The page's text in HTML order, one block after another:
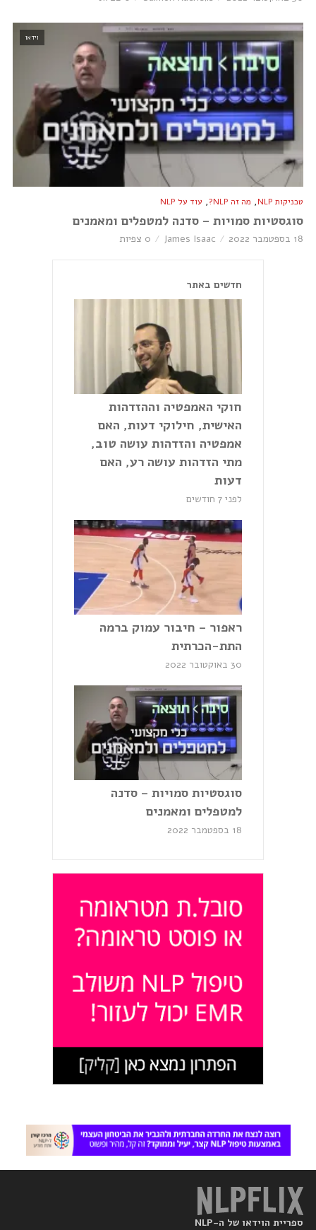
וידאו
טכניקות NLP , מה זה NLP? , עוד על NLP
סוגסטיות סמויות – סדנה למטפלים ומאמנים
18 בספטמבר 2022 James Isaac 0 צפיות
חדשים באתר
חוקי האמפטיה וההזדהות
האישית, חילוקי דעות, האם
אמפטיה והזדהות עושה טוב,
מתי הזדהות עושה רע, האם
דעות
לפני 7 חודשים
ראפור – חיבור עמוק ברמה
התת-הכרתית
30 באוקטובר 2022
סוגסטיות סמויות – סדנה
למטפלים ומאמנים
18 בספטמבר 2022
ספריית הוידאו של ה-NLP